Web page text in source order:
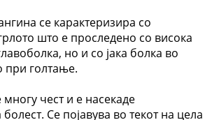
се карактеризира со
што е проследено со висока
но и со јака болка во
при голтање.
многу чест и е насекаде
Се појавува во текот на цела